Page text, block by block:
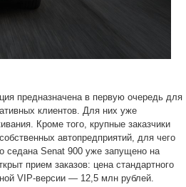
предназначена в первую очередь для
клиентов. Для них уже
Кроме того, крупные заказчики
автопредприятий, для чего
седана Senat 900 уже запущено на
прием заказов: цена стандартного
VIP-версии — 12,5 млн рублей.